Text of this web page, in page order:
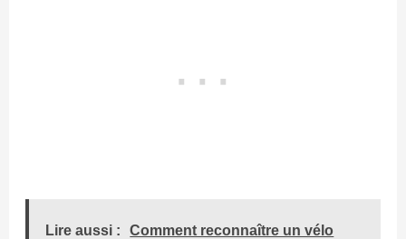
Lire aussi :
Comment reconnaître un vélo